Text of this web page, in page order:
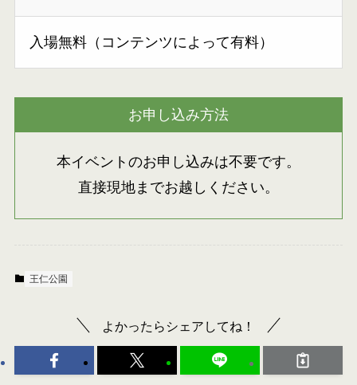
入場無料（コンテンツによって有料）
お申し込み方法
本イベントのお申し込みは不要です。
直接現地までお越しください。
王仁公園
よかったらシェアしてね！